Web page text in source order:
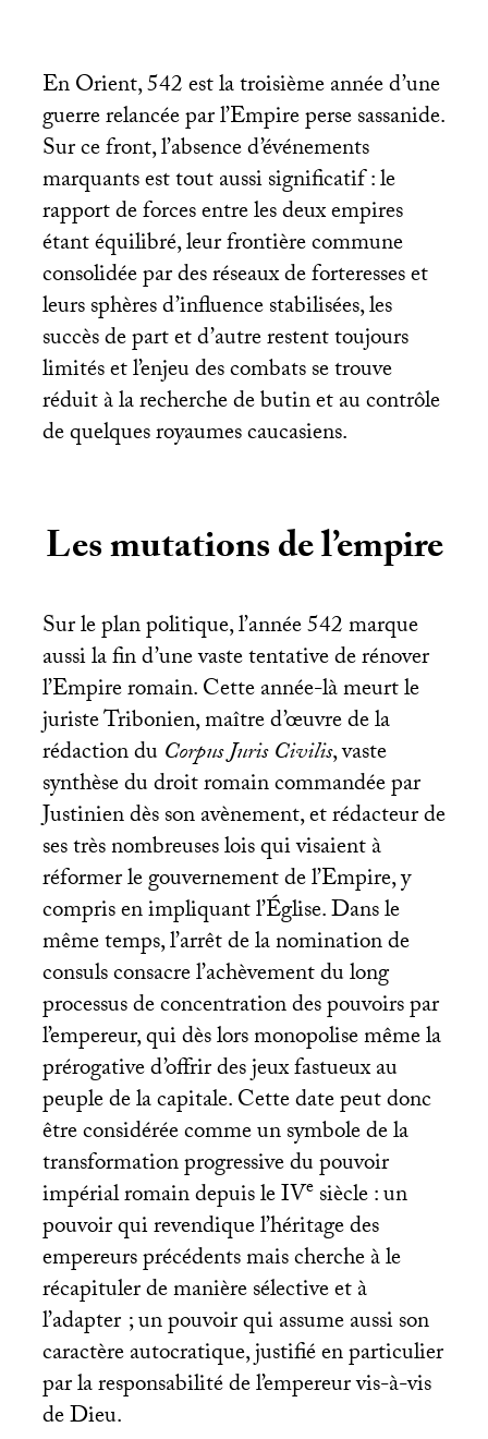
En Orient, 542 est la troisième année d’une
guerre relancée par l’Empire perse sassanide.
Sur ce front, l’absence d’événements
marquants est tout aussi significatif : le
rapport de forces entre les deux empires
étant équilibré, leur frontière commune
consolidée par des réseaux de forteresses et
leurs sphères d’influence stabilisées, les
succès de part et d’autre restent toujours
limités et l’enjeu des combats se trouve
réduit à la recherche de butin et au contrôle
de quelques royaumes caucasiens.
Les mutations de l’empire
Sur le plan politique, l’année 542 marque
aussi la fin d’une vaste tentative de rénover
l’Empire romain. Cette année-là meurt le
juriste Tribonien, maître d’œuvre de la
rédaction duCorpus Juris Civilis, vaste
synthèse du droit romain commandée par
Justinien dès son avènement, et rédacteur de
ses très nombreuses lois qui visaient à
réformer le gouvernement de l’Empire, y
compris en impliquant l’Église. Dans le
même temps, l’arrêt de la nomination de
consuls consacre l’achèvement du long
processus de concentration des pouvoirs par
l’empereur, qui dès lors monopolise même la
prérogative d’offrir des jeux fastueux au
peuple de la capitale. Cette date peut donc
être considérée comme un symbole de la
transformation progressive du pouvoir
impérial romain depuis leIVesiècle : un
pouvoir qui revendique l’héritage des
empereurs précédents mais cherche à le
récapituler de manière sélective et à
l’adapter ; un pouvoir qui assume aussi son
caractère autocratique, justifié en particulier
par la responsabilité de l’empereur vis-à-vis
de Dieu.